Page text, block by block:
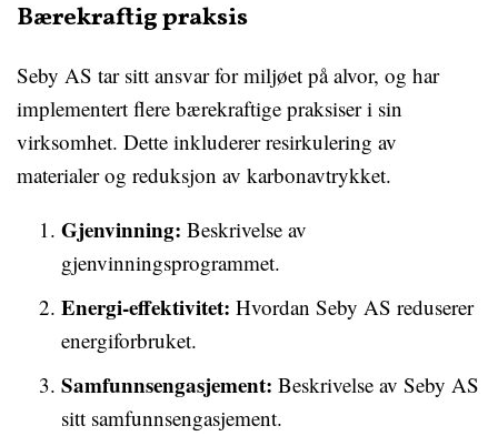
Bærekraftig praksis
Seby AS tar sitt ansvar for miljøet på alvor, og har
implementert flere bærekraftige praksiser i sin
virksomhet. Dette inkluderer resirkulering av
materialer og reduksjon av karbonavtrykket.
Gjenvinning: Beskrivelse av
gjenvinningsprogrammet.
Energi-effektivitet: Hvordan Seby AS reduserer
energiforbruket.
Samfunnsengasjement: Beskrivelse av Seby AS
sitt samfunnsengasjement.